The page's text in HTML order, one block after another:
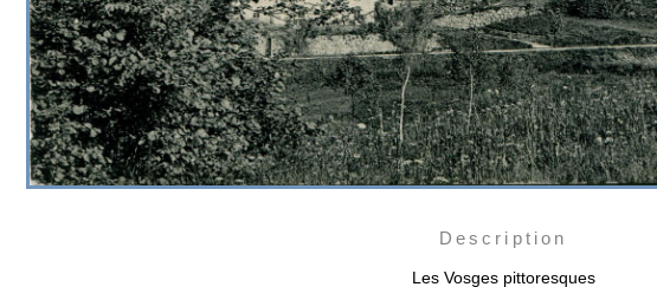
Description
Les Vosges pittoresques